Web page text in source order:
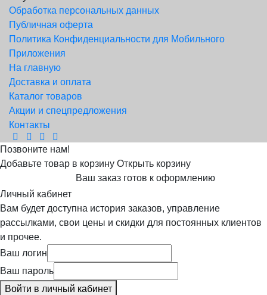
Обработка персональных данных
Публичная оферта
Политика Конфиденциальности для Мобильного
Приложения
На главную
Доставка и оплата
Каталог товаров
Акции и спецпредложения
Контакты
Позвоните нам!
Добавьте товар в корзину Открыть корзину
Ваш заказ готов к оформлению
Личный кабинет
Вам будет доступна история заказов, управление
рассылками, свои цены и скидки для постоянных клиентов
и прочее.
Ваш логин
Ваш пароль
Войти в личный кабинет